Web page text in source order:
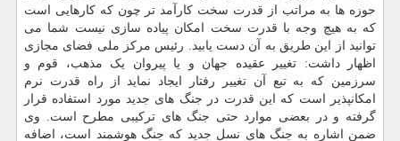
حوزه ها به مراتب از قدرت سخت کارآمد تر چون که کارهایی است
که به هیچ وجه با قدرت سخت امکان پیاده سازی نیست شما می
توانید از این طریق به آن دست یابید. رئیس مرکز ملی فضای مجازی
اظهار داشت: تغییر عقیده جهان و یا پیروان یک مذهب، قوم و
سرزمین که به تبع آن تغییر رفتار ایجاد نماید از راه قدرت نرم
امکانپذیر است که این قدرت در جنگ های جدید مورد استفاده قرار
گرفته و در بعضی موارد حتی جنگ های ترکیبی مطرح است. وی
ضمن اشاره به جنگ های نسل جدید که جنگ هوشمند است، اضافه